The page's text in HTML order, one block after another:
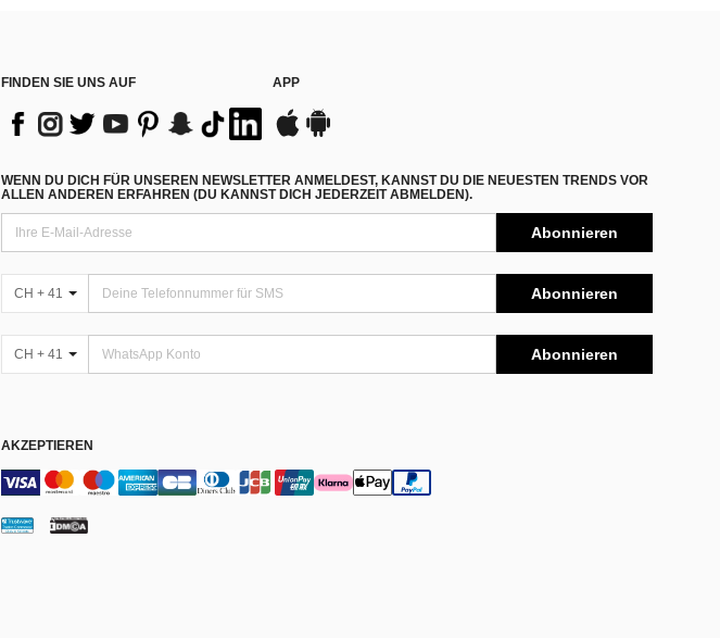
FINDEN SIE UNS AUF APP
WENN DU DICH FÜR UNSEREN NEWSLETTER ANMELDEST, KANNST DU DIE NEUESTEN TRENDS VOR
ALLEN ANDEREN ERFAHREN (DU KANNST DICH JEDERZEIT ABMELDEN).
Abonnieren
CH + 41 Abonnieren
CH + 41 Abonnieren
AKZEPTIEREN